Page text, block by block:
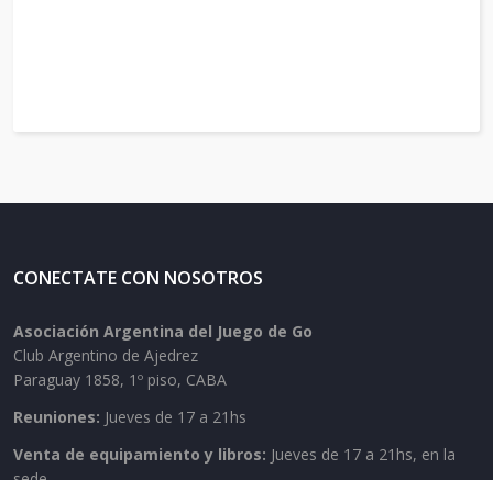
CONECTATE CON NOSOTROS
Asociación Argentina del Juego de Go
Club Argentino de Ajedrez
Paraguay 1858, 1º piso, CABA
Reuniones: Jueves de 17 a 21hs
Venta de equipamiento y libros: Jueves de 17 a 21hs, en la